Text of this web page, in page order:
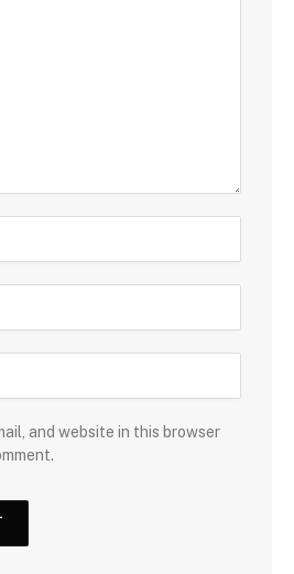
and website in this browser